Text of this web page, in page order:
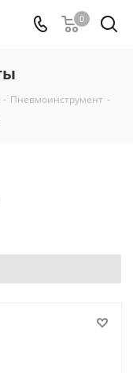
0
- Пневмоинструмент -